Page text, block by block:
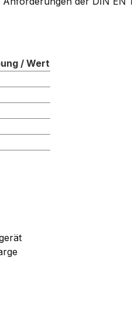
/ Wert